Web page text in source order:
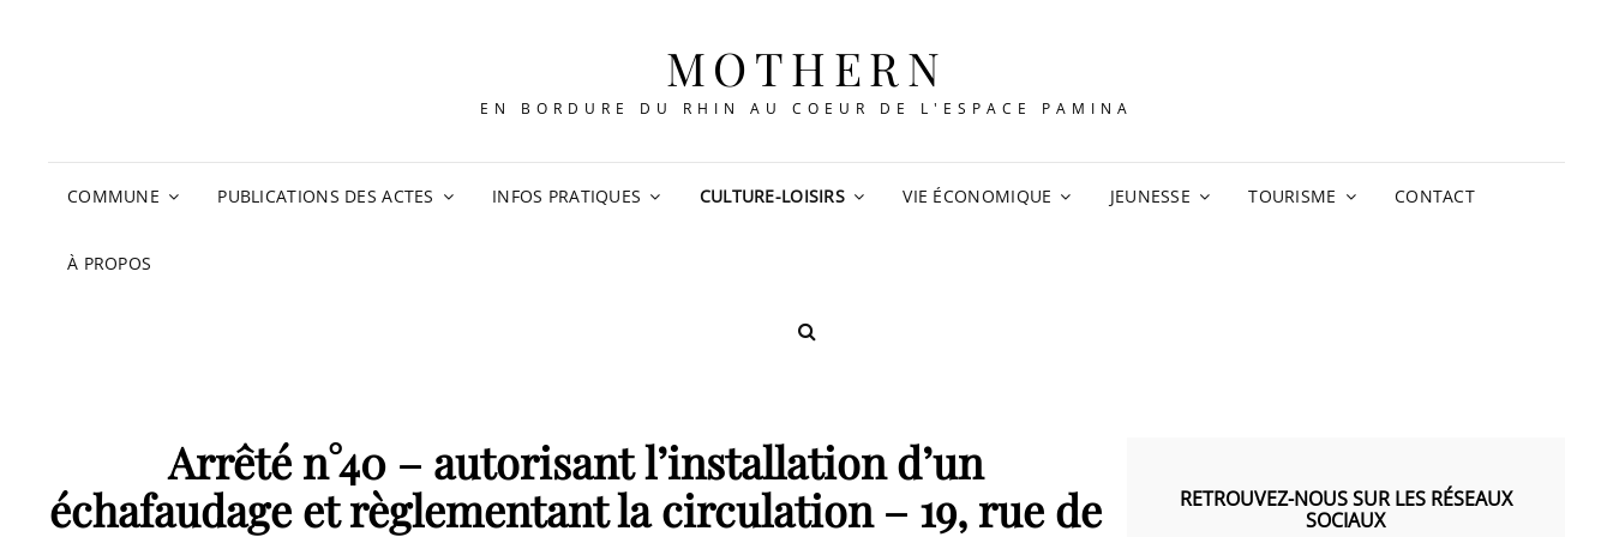
MOTHERN
EN BORDURE DU RHIN AU COEUR DE L'ESPACE PAMINA
COMMUNE PUBLICATIONS DES ACTES INFOS PRATIQUES CULTURE-LOISIRS VIE ÉCONOMIQUE JEUNESSE TOURISME CONTACT
À PROPOS
SEARCH
Arrêté n°40 – autorisant l’installation d’un
échafaudage et règlementant la circulation – 19, rue de
RETROUVEZ-NOUS SUR LES RÉSEAUX
SOCIAUX